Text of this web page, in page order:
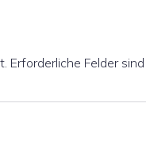
Erforderliche Felder